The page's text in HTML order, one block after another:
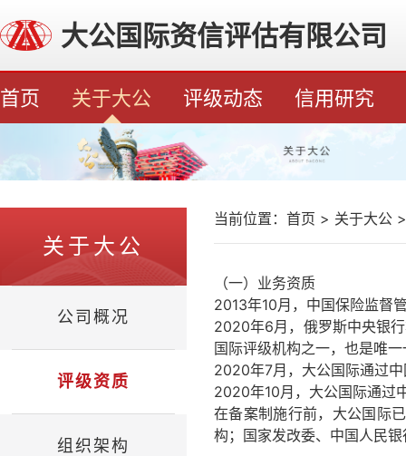
大公国际资信评估有限公司
首页 关于大公 评级动态 信用研究
关于大公
公司概况
评级资质
组织架构
当前位置： 首页 > 关于大公
（一）业务资质
2013年10月，中国保险监督
2020年6月，俄罗斯中央银
国际评级机构之一，也是唯
2020年7月，大公国际通过
2020年10月，大公国际通过
在备案制施行前，大公国际
构；国家发改委、中国人民